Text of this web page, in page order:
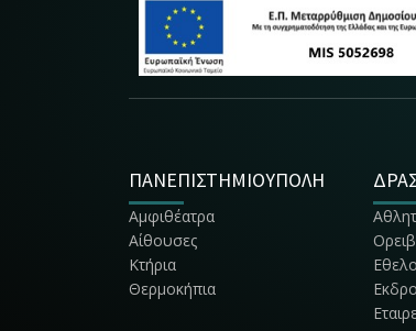
ΠΑΝΕΠΙΣΤΗΜΙΟΥΠΟΛΗ
Αμφιθέατρα
Αίθουσες
Κτήρια
Θερμοκήπια